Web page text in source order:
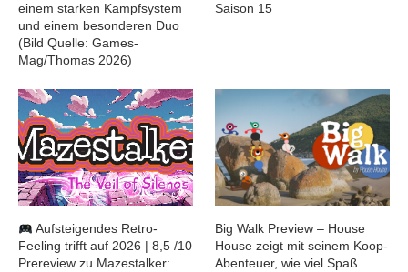
einem starken Kampfsystem
und einem besonderen Duo
(Bild Quelle: Games-
Mag/Thomas 2026)
Saison 15
Aufsteigendes Retro-
Feeling trifft auf 2026 | 8,5 /10
Prereview zu Mazestalker:
Big Walk Preview – House
House zeigt mit seinem Koop-
Abenteuer, wie viel Spaß